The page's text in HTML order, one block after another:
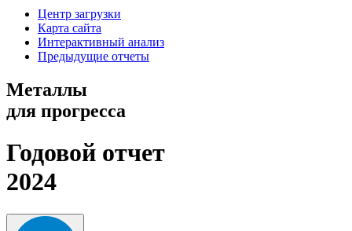
Центр загрузки
Карта сайта
Интерактивный анализ
Предыдущие отчеты
Металлы
для прогресса
Годовой отчет
2024